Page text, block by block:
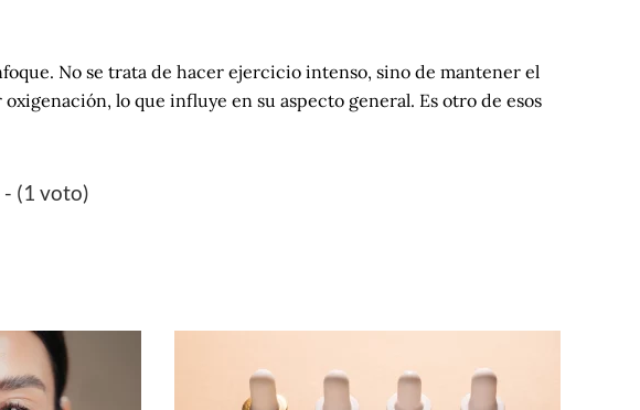
No se trata de hacer ejercicio intenso, sino de mantener el
lo que influye en su aspecto general. Es otro de esos
(1 voto)